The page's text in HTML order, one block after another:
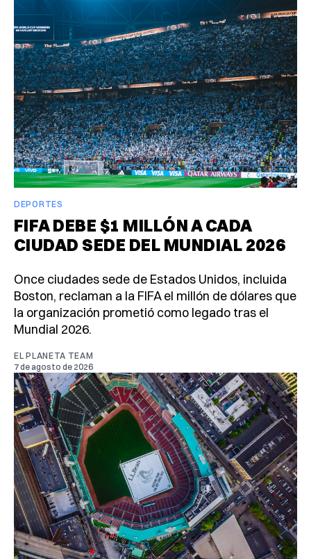
DEPORTES
FIFA DEBE $1 MILLÓN A CADA
CIUDAD SEDE DEL MUNDIAL 2026
Once ciudades sede de Estados Unidos, incluida
Boston, reclaman a la FIFA el millón de dólares que
la organización prometió como legado tras el
Mundial 2026.
EL PLANETA TEAM
7 de agosto de 2026